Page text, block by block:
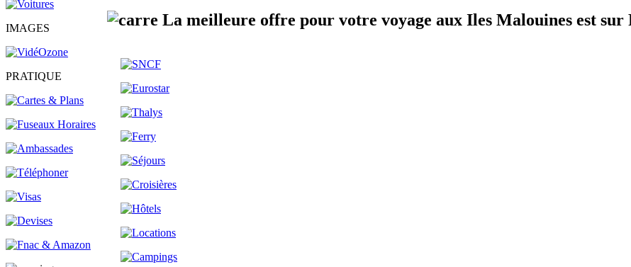
IMAGES
PRATIQUE
La meilleure offre pour votre voyage aux Iles Malouines est sur